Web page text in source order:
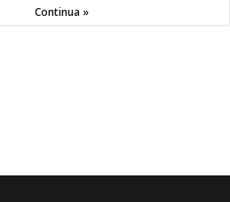
Continua »